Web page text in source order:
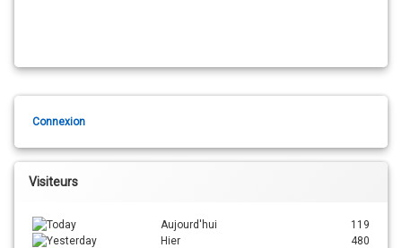
Connexion
Visiteurs
Aujourd'hui
119
Hier
480